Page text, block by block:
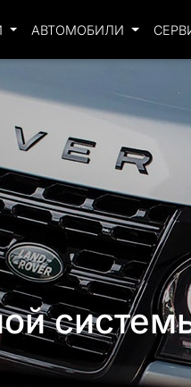
АВТОМОБИЛИ